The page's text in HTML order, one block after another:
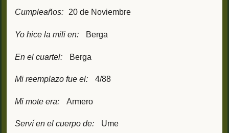
Cumpleaños: 20 de Noviembre
Yo hice la mili en: Berga
En el cuartel: Berga
Mi reemplazo fue el: 4/88
Mi mote era: Armero
Serví en el cuerpo de: Ume